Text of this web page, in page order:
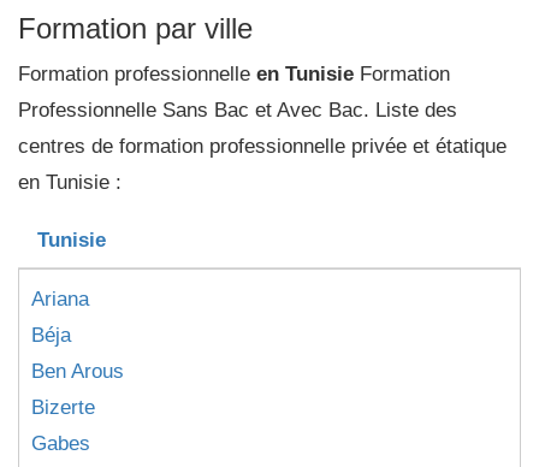
Formation par ville
Formation professionnelle en Tunisie Formation
Professionnelle Sans Bac et Avec Bac. Liste des
centres de formation professionnelle privée et étatique
en Tunisie :
Tunisie
Ariana
Béja
Ben Arous
Bizerte
Gabes